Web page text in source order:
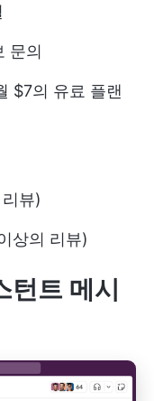
문의
$7의 유료 플랜
뷰)
상의 리뷰)
턴트 메시